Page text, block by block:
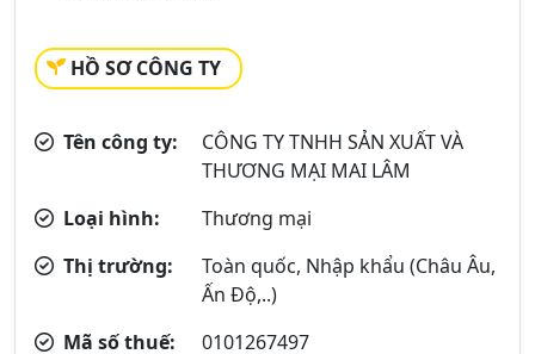
HỒ SƠ CÔNG TY
Tên công ty:
CÔNG TY TNHH SẢN XUẤT VÀ
THƯƠNG MẠI MAI LÂM
Loại hình:
Thương mại
Thị trường:
Toàn quốc, Nhập khẩu (Châu Âu,
Ấn Độ,..)
Mã số thuế:
0101267497